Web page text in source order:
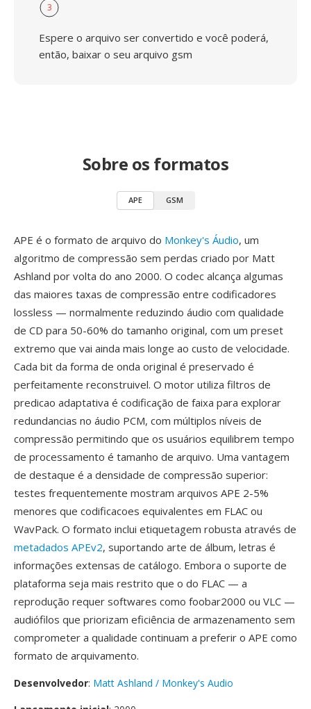
3
Espere o arquivo ser convertido e você poderá,
então, baixar o seu arquivo gsm
Sobre os formatos
APE GSM
APE é o formato de arquivo do Monkey's Áudio, um
algoritmo de compressão sem perdas criado por Matt
Ashland por volta do ano 2000. O codec alcança algumas
das maiores taxas de compressão entre codificadores
lossless — normalmente reduzindo áudio com qualidade
de CD para 50-60% do tamanho original, com um preset
extremo que vai ainda mais longe ao custo de velocidade.
Cada bit da forma de onda original é preservado é
perfeitamente reconstruivel. O motor utiliza filtros de
predicao adaptativa é codificação de faixa para explorar
redundancias no áudio PCM, com múltiplos níveis de
compressão permitindo que os usuários equilibrem tempo
de processamento é tamanho de arquivo. Uma vantagem
de destaque é a densidade de compressão superior:
testes frequentemente mostram arquivos APE 2-5%
menores que codificacoes equivalentes em FLAC ou
WavPack. O formato inclui etiquetagem robusta através de
metadados APEv2, suportando arte de álbum, letras é
informações extensas de catálogo. Embora o suporte de
plataforma seja mais restrito que o do FLAC — a
reprodução requer softwares como foobar2000 ou VLC —
audiófilos que priorizam eficiência de armazenamento sem
comprometer a qualidade continuam a preferir o APE como
formato de arquivamento.
Desenvolvedor: Matt Ashland / Monkey's Audio